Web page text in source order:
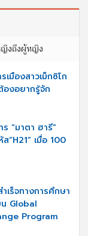
งถึงผู้หญิง
มืองสาวเม็กซิโก
องอยากรู้จัก
ร “มาตา ฮารี”
“H21” เมื่อ 100
เร็จทางการศึกษา
Global
Program